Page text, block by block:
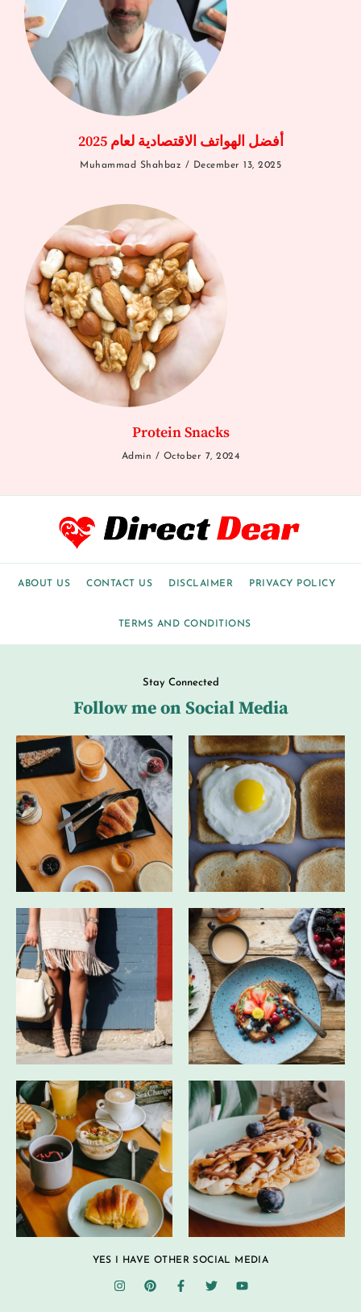
أفضل الهواتف الاقتصادية لعام 2025
Muhammad Shahbaz December 13, 2025
Protein Snacks
Admin October 7, 2024
ABOUT US CONTACT US DISCLAIMER PRIVACY POLICY
TERMS AND CONDITIONS
Stay Connected
Follow me on Social Media
YES I HAVE OTHER SOCIAL MEDIA